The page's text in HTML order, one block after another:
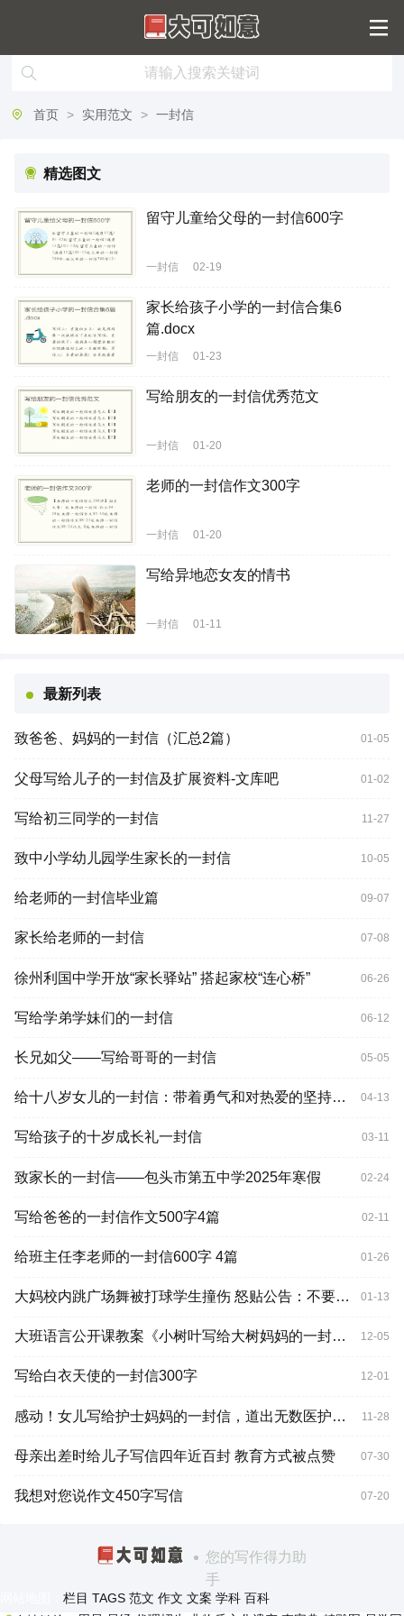
首页 > 实用范文 > 一封信
精选图文
留守儿童给父母的一封信600字
一封信 02-19
家长给孩子小学的一封信合集6
篇.docx
一封信 01-23
写给朋友的一封信优秀范文
一封信 01-20
老师的一封信作文300字
一封信 01-20
写给异地恋女友的情书
一封信 01-11
最新列表
致爸爸、妈妈的一封信（汇总2篇） 01-05
父母写给儿子的一封信及扩展资料-文库吧 01-02
写给初三同学的一封信 11-27
致中小学幼儿园学生家长的一封信 10-05
给老师的一封信毕业篇 09-07
家长给老师的一封信 07-08
徐州利国中学开放“家长驿站” 搭起家校“连心桥” 06-26
写给学弟学妹们的一封信 06-12
长兄如父——写给哥哥的一封信 05-05
给十八岁女儿的一封信：带着勇气和对热爱的坚持，尽情探索充满无限可能的世界｜荐读 04-13
写给孩子的十岁成长礼一封信 03-11
致家长的一封信——包头市第五中学2025年寒假 02-24
写给爸爸的一封信作文500字4篇 02-11
给班主任李老师的一封信600字 4篇 01-26
大妈校内跳广场舞被打球学生撞伤 怒贴公告：不要在此打球 01-13
大班语言公开课教案《小树叶写给大树妈妈的一封信》 12-05
写给白衣天使的一封信300字 12-01
感动！女儿写给护士妈妈的一封信，道出无数医护人员子女的心声 11-28
母亲出差时给儿子写信四年近百封 教育方式被点赞 07-30
我想对您说作文450字写信 07-20
您的写作得力助
手
栏目 TAGS 范文 作文 文案 学科 百科